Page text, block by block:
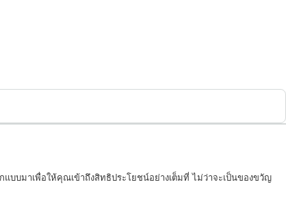
แบบมาเพื่อให้คุณเข้าถึงสิทธิประโยชน์อย่างเต็มที่ ไม่ว่าจะเป็นของขวัญ